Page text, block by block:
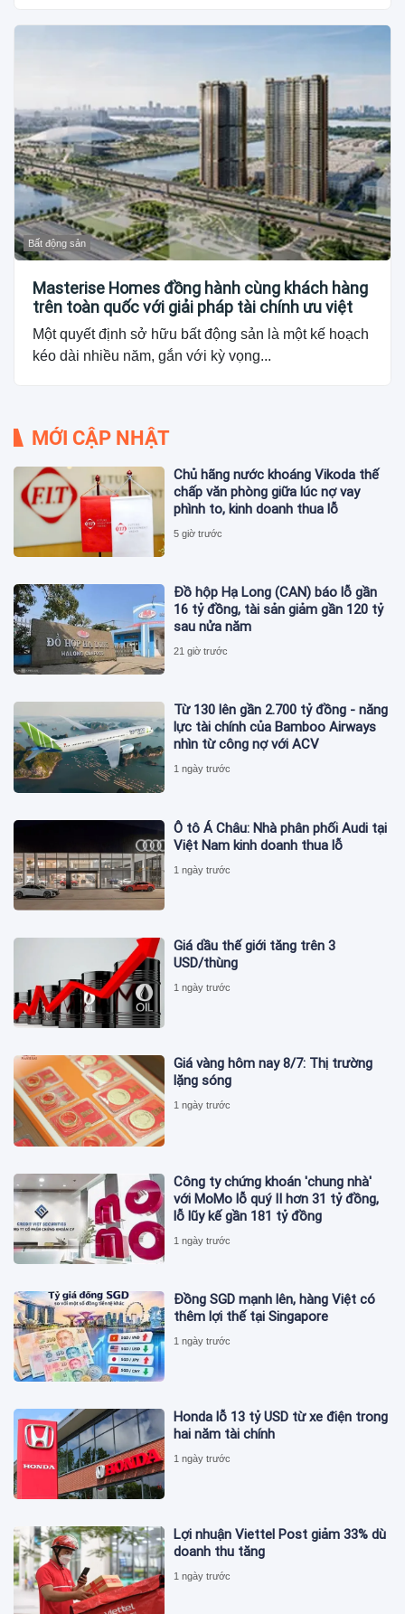
Bất động sản
Masterise Homes đồng hành cùng khách hàng
trên toàn quốc với giải pháp tài chính ưu việt
Một quyết định sở hữu bất động sản là một kế hoạch
kéo dài nhiều năm, gắn với kỳ vọng...
MỚI CẬP NHẬT
Chủ hãng nước khoáng Vikoda thế
chấp văn phòng giữa lúc nợ vay
phình to, kinh doanh thua lỗ
5 giờ trước
Đồ hộp Hạ Long (CAN) báo lỗ gần
16 tỷ đồng, tài sản giảm gần 120 tỷ
sau nửa năm
21 giờ trước
Từ 130 lên gần 2.700 tỷ đồng - năng
lực tài chính của Bamboo Airways
nhìn từ công nợ với ACV
1 ngày trước
Ô tô Á Châu: Nhà phân phối Audi tại
Việt Nam kinh doanh thua lỗ
1 ngày trước
Giá dầu thế giới tăng trên 3
USD/thùng
1 ngày trước
Giá vàng hôm nay 8/7: Thị trường
lặng sóng
1 ngày trước
Công ty chứng khoán 'chung nhà'
với MoMo lỗ quý II hơn 31 tỷ đồng,
lỗ lũy kế gần 181 tỷ đồng
1 ngày trước
Đồng SGD mạnh lên, hàng Việt có
thêm lợi thế tại Singapore
1 ngày trước
Honda lỗ 13 tỷ USD từ xe điện trong
hai năm tài chính
1 ngày trước
Lợi nhuận Viettel Post giảm 33% dù
doanh thu tăng
1 ngày trước